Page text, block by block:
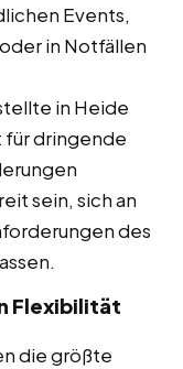
Events,
in Notfällen
in Heide
für dringende
sein, sich an
des
Flexibilität
die größte